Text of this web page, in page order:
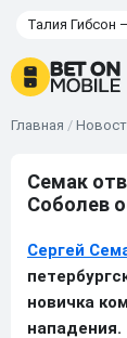
Талия Гибсон
Главная /
Семак
Соболев
Сергей
новичка
нападения.